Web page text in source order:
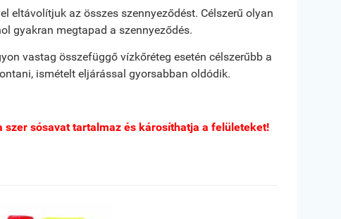
eltávolítjuk az összes szennyeződést. Célszerű olyan
gyakran megtapad a szennyeződés.
vastag összefüggő vízkőréteg esetén célszerűbb a
ismételt eljárással gyorsabban oldódik.
szer sósavat tartalmaz és károsíthatja a felületeket!